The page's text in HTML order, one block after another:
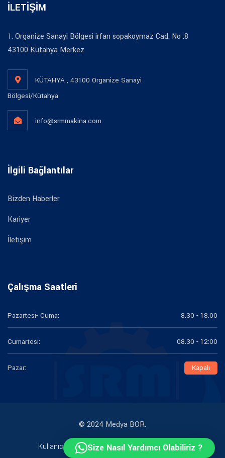
İLETİŞİM
1. Organize Sanayi Bölgesi irfan sopakoymaz Cad. No :8
43100 Kütahya Merkez
KÜTAHYA , 43100 Organize Sanayi
Bölgesi/Kütahya
info@srmmakina.com
İlgili Bağlantılar
Bizden Haberler
Kariyer
İletişim
Çalışma Saatleri
Pazartesi- Cuma: 8.30 - 18.00
Cumartesi: 08.30 - 12:00
Pazar: Kapalı
© 2024 Medya BOR.
Kullanıcı Şartları! KVKK Aydınlatma Metni
Size Nasıl Yardımcı Olabiliriz ?